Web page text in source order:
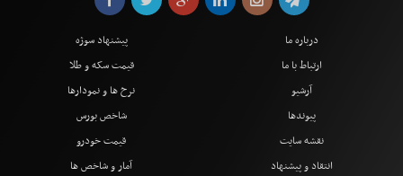
درباره ما
ارتباط با ما
آرشیو
پیوندها
نقشه سایت
انتقاد و پیشنهاد
پیشنهاد سوژه
قیمت سکه و طلا
نرخ ها و نمودارها
شاخص بورس
قیمت خودرو
آمار و شاخص ها